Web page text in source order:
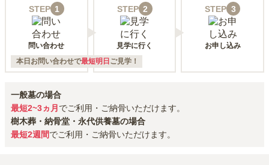
STEP 1
問い合わせ
STEP 2
見学に行く
STEP 3
お申し込み
本日お問い合わせで最短明日 ご見学！
一般墓の場合
最短2~3ヵ月 でご利用・ご納骨いただけます。
樹木葬・納骨堂・永代供養墓の場合
最短2週間でご利用・ご納骨いただけます。